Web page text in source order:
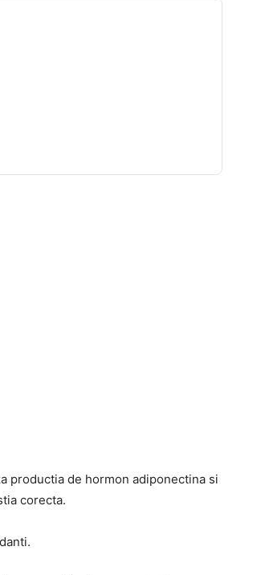
productia de hormon adiponectina si
corecta.